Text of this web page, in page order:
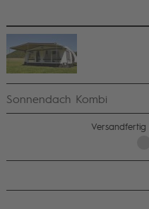
Sonnendach Kombi
Versandfertig